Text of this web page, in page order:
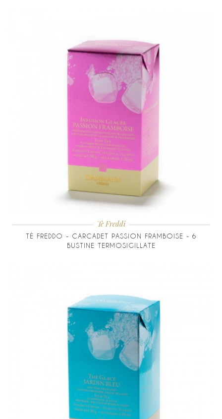
Tè Freddi
TÈ FREDDO - CARCADET PASSION FRAMBOISE - 6
BUSTINE TERMOSIGILLATE